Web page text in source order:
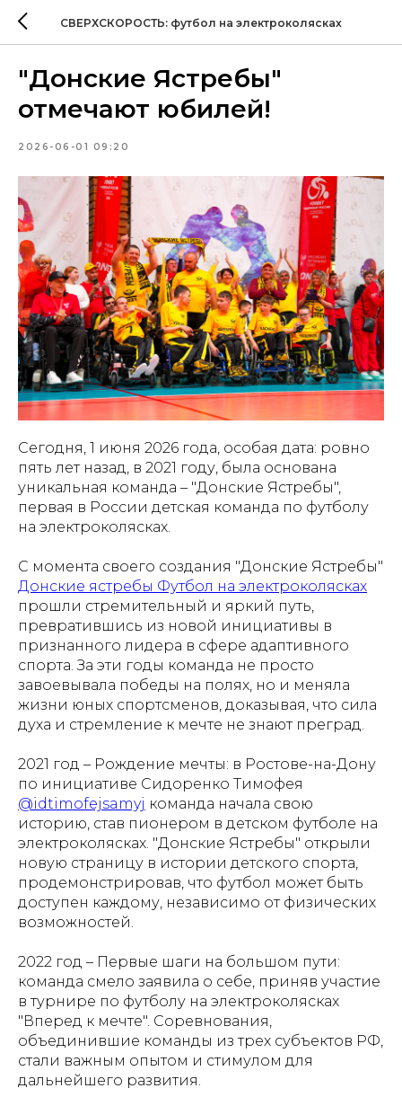
СВЕРХСКОРОСТЬ: футбол на электроколясках
"Донские Ястребы"
отмечают юбилей!
2026-06-01 09:20
Сегодня, 1 июня 2026 года, особая дата: ровно
пять лет назад, в 2021 году, была основана
уникальная команда – "Донские Ястребы",
первая в России детская команда по футболу
на электроколясках.
С момента своего создания "Донские Ястребы"
Донские ястребы Футбол на электроколясках
прошли стремительный и яркий путь,
превратившись из новой инициативы в
признанного лидера в сфере адаптивного
спорта. За эти годы команда не просто
завоевывала победы на полях, но и меняла
жизни юных спортсменов, доказывая, что сила
духа и стремление к мечте не знают преград.
2021 год – Рождение мечты: в Ростове-на-Дону
по инициативе Сидоренко Тимофея
@idtimofejsamyj команда начала свою
историю, став пионером в детском футболе на
электроколясках. "Донские Ястребы" открыли
новую страницу в истории детского спорта,
продемонстрировав, что футбол может быть
доступен каждому, независимо от физических
возможностей.
2022 год – Первые шаги на большом пути:
команда смело заявила о себе, приняв участие
в турнире по футболу на электроколясках
"Вперед к мечте". Соревнования,
объединившие команды из трех субъектов РФ,
стали важным опытом и стимулом для
дальнейшего развития.